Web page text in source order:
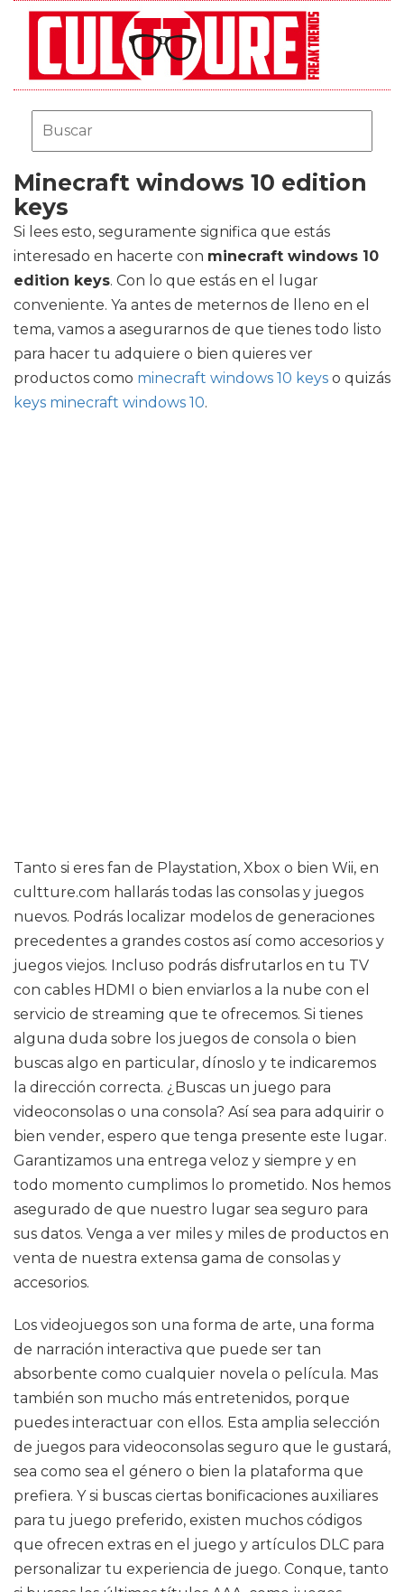
Minecraft windows 10 edition
keys
Si lees esto, seguramente significa que estás
interesado en hacerte con minecraft windows 10
edition keys. Con lo que estás en el lugar
conveniente. Ya antes de meternos de lleno en el
tema, vamos a asegurarnos de que tienes todo listo
para hacer tu adquiere o bien quieres ver
productos como minecraft windows 10 keys o quizás
keys minecraft windows 10.
Tanto si eres fan de Playstation, Xbox o bien Wii, en
cultture.com hallarás todas las consolas y juegos
nuevos. Podrás localizar modelos de generaciones
precedentes a grandes costos así como accesorios y
juegos viejos. Incluso podrás disfrutarlos en tu TV
con cables HDMI o bien enviarlos a la nube con el
servicio de streaming que te ofrecemos. Si tienes
alguna duda sobre los juegos de consola o bien
buscas algo en particular, dínoslo y te indicaremos
la dirección correcta. ¿Buscas un juego para
videoconsolas o una consola? Así sea para adquirir o
bien vender, espero que tenga presente este lugar.
Garantizamos una entrega veloz y siempre y en
todo momento cumplimos lo prometido. Nos hemos
asegurado de que nuestro lugar sea seguro para
sus datos. Venga a ver miles y miles de productos en
venta de nuestra extensa gama de consolas y
accesorios.
Los videojuegos son una forma de arte, una forma
de narración interactiva que puede ser tan
absorbente como cualquier novela o película. Mas
también son mucho más entretenidos, porque
puedes interactuar con ellos. Esta amplia selección
de juegos para videoconsolas seguro que le gustará,
sea como sea el género o bien la plataforma que
prefiera. Y si buscas ciertas bonificaciones auxiliares
para tu juego preferido, existen muchos códigos
que ofrecen extras en el juego y artículos DLC para
personalizar tu experiencia de juego. Conque, tanto